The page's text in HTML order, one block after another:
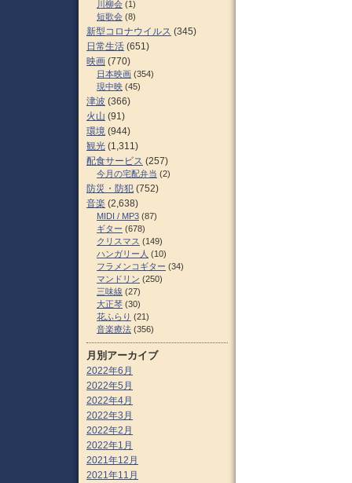
川柳会 (1)
短歌会 (8)
新型コロナウイルス (345)
日常生活 (651)
映画 (770)
日本映画 (354)
現中映 (45)
津波 (366)
火山 (91)
環境 (944)
観光 (1,311)
配食サービス (257)
今月の宅配弁当 (2)
防災・防犯 (752)
音楽 (2,638)
MIDI / MP3 (87)
ギター (678)
クリスマス (149)
ハンガリー人 (10)
フラメンコギター (34)
マンドリン (250)
三味線 (27)
大正琴 (30)
花ふらり (21)
音楽療法 (356)
月別アーカイブ
2022年6月
2022年5月
2022年4月
2022年3月
2022年2月
2022年1月
2021年12月
2021年11月